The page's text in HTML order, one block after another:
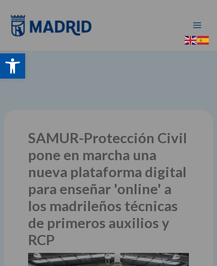
Abrir barra de herramientas
contenido
SAMUR-Protección Civil
pone en marcha una
nueva plataforma digital
para enseñar 'online' a
los madrileños técnicas
de primeros auxilios y
RCP